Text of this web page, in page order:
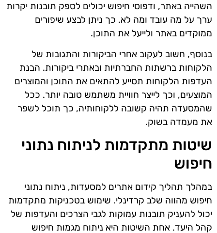
השהייה באתר, ודפוסי חיפוש יכולים לספק תובנות יקרות
ערך על מה עובד ומה לא. כך ניתן לבצע שיפורים
ממוקדים באתר ולייעל את התוכן.
בנוסף, חשוב לעקוב אחרי הביקורות והתגובות של
הלקוחות ברשתות החברתיות ובאתרי ביקורות. הבנת
העדפות הלקוחות תסייע להתאים את התוכן והמוצרים
המוצעים, וכך לייצר חוויית משתמש טובה יותר. ככל
שהמסעדה תהיה קשובה ללקוחותיה, כך תוכל לשפר
את מעמדה בשוק.
שיטות מתקדמות לניתוח נתוני
חיפוש
במהלך תהליך קידום אתרים למסעדות, ניתוח נתוני
חיפוש מהווה שלב קרדינלי. שימוש בטכניקות מתקדמות
יכול להעניק תובנות עמוקות לגבי הצרכים והעדפות של
קהל היעד. אחת השיטות היא ניתוח מגמות חיפוש